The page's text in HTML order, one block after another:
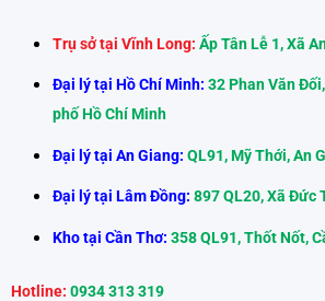
Trụ sở tại Vĩnh Long: Ấp Tân Lễ 1, Xã
Đại lý tại Hồ Chí Minh: 32 Phan Văn
phố Hồ Chí Minh
Đại lý tại An Giang: QL91, Mỹ Thới, An
Đại lý tại Lâm Đồng:897 QL20, Xã Đức
Kho tại Cần Thơ: 358 QL91, Thốt Nốt,
Hotline: 0934 313 319